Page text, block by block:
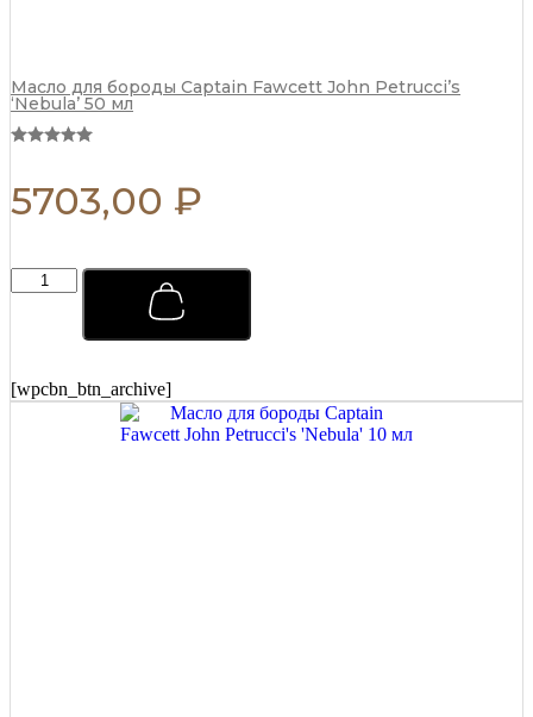
Масло для бороды Captain Fawcett John Petrucci’s
‘Nebula’ 50 мл
5703,00 ₽
Тоник
для
Captain
Fawcett
[wpcbn_btn_archive]